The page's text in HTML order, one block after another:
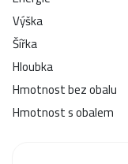
Výška
Šířka
Hloubka
Hmotnost bez obalu
Hmotnost s obalem